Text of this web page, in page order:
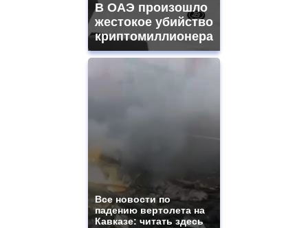
В ОАЭ произошло
жестокое убийство
криптомиллионера
Все новости по
падению вертолета на
Кавказе: читать здесь